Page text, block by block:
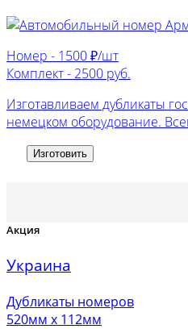
Номер - 1500 ₽/шт
Комплект - 2500 руб.
Изготавливаем дубликаты
немецком оборудование.
Изготовить
Акция
Украина
Дубликаты номеров
520мм х 112мм